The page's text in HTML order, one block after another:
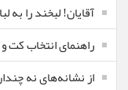
آقایان! لبخند را به
راهنمای انتخاب کت و
از نشانه‌های نه